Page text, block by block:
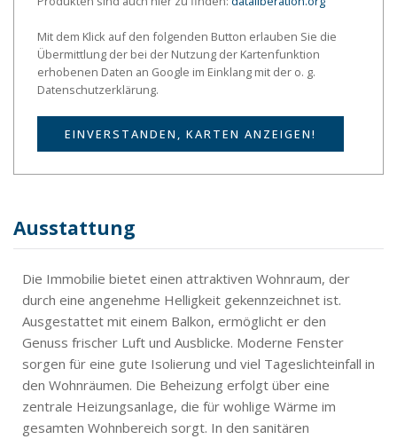
Mit dem Klick auf den folgenden Button erlauben Sie die
Übermittlung der bei der Nutzung der Kartenfunktion
erhobenen Daten an Google im Einklang mit der o. g.
Datenschutzerklärung.
EINVERSTANDEN, KARTEN ANZEIGEN!
Ausstattung
Die Immobilie bietet einen attraktiven Wohnraum, der
durch eine angenehme Helligkeit gekennzeichnet ist.
Ausgestattet mit einem Balkon, ermöglicht er den
Genuss frischer Luft und Ausblicke. Moderne Fenster
sorgen für eine gute Isolierung und viel Tageslichteinfall in
den Wohnräumen. Die Beheizung erfolgt über eine
zentrale Heizungsanlage, die für wohlige Wärme im
gesamten Wohnbereich sorgt. In den sanitären